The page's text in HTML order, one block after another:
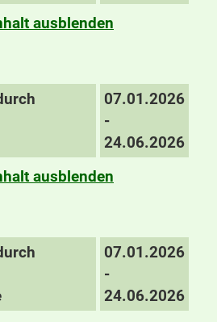
ausblenden
07.01.2026
-
24.06.2026
ausblenden
07.01.2026
-
24.06.2026